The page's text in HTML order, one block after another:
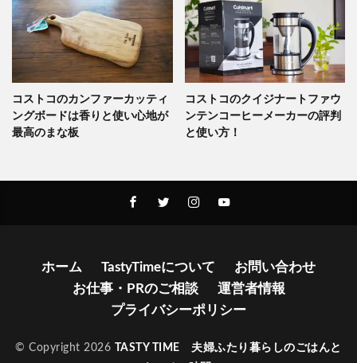
コストコのカンファーカッティ
ングボードは香りと使い心地が
最高のまな板
コストコのクイジナートファウ
ンテンコーヒーメーカーの評判
と使い方！
ホーム TastyTimeについて
お問い合わせ
お仕事・PRのご相談
運営者情報
プライバシーポリシー
© Copyright 2026 TASTY TIME 夫婦ふたり暮らしのごはんと